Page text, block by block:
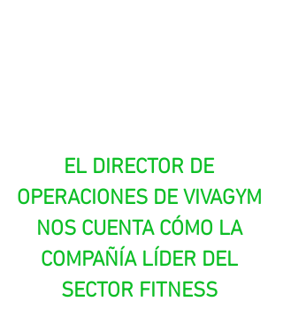
EL DIRECTOR DE
OPERACIONES DE VIVAGYM
NOS CUENTA CÓMO LA
COMPAÑÍA LÍDER DEL
SECTOR FITNESS